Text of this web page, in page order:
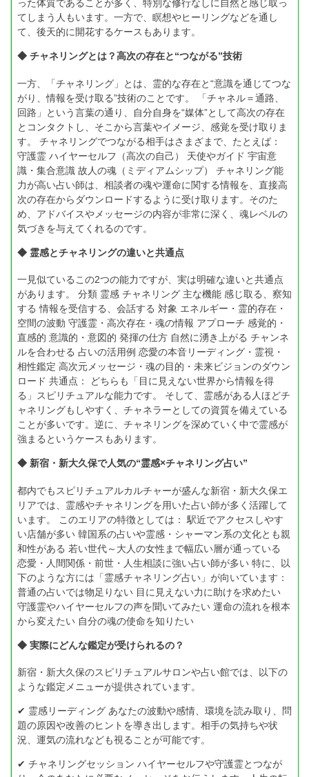
った体質であることが多く、特別な修行なしに自然と感じ取っ
てしまう人もいます。一方で、瞑想やヒーリングなどを通し
て、後天的に開花するケースもあります。
◆ チャネリングとは？高次の存在と“つながる”技術
一方、「チャネリング」とは、霊的な存在と“意識を通じてつな
がり、情報を受け取る”技術のことです。 「チャネル＝通路、
回路」という言葉の通り、自分自身を“媒体”として高次の存在
とコンタクトし、そこから言葉やイメージ、感覚を受け取りま
す。 チャネリングでつながる相手はさまざまで、たとえば：
守護霊 ハイヤーセルフ（高次の自己） 天使やガイド 宇宙意
識・集合意識 故人の魂（ミディアムシップ） チャネリング能
力が高い占い師は、相談者の魂や運命に関する情報を、直接高
次の存在からダウンロードするように受け取ります。そのた
め、アドバイスやメッセージの内容が非常に深く、魂レベルの
気づきを与えてくれるのです。
◆ 霊感とチャネリングの違いと共通点
一見似ているこの2つの能力ですが、実は明確な違いと共通点
があります。 分類 霊感 チャネリング 主な機能 感じ取る、察知
する 情報を受信する、会話する 対象 エネルギー・霊的存在・
空間の波動 守護霊・高次存在・魂の情報 アプローチ 感覚的・
直感的 意識的・意図的 発揮の仕方 自然に湧き上がる チャンネ
ルを合わせる 占いの活用例 恋愛の本音リーディング・霊視・
相性鑑定 高次元メッセージ・魂の目的・未来ビジョンのダウン
ロード 共通点： どちらも「目に見えない世界から情報を得
る」スピリチュアルな能力です。 そして、霊感がある人ほどチ
ャネリングもしやすく、チャネラーとしての資質を備えている
ことが多いです。逆に、チャネリングを深めていく中で霊感が
強まるというケースもあります。
◆ 新宿・新大久保で人気の“霊感×チャネリング占い”
都内でもスピリチュアルカルチャーが盛んな新宿・新大久保エ
リアでは、霊感やチャネリングを用いた占い師が多く活躍して
います。 このエリアの特徴としては： 駅近でアクセスしやす
い店舗が多い 韓国系の占いや霊感・シャーマン系の文化とも親
和性がある 若い世代～大人の女性まで幅広い層が通っている
恋愛・人間関係・前世・人生相談に強い占い師が多い 特に、以
下のような方には「霊感チャネリング占い」が向いています：
普通の占いでは物足りない 目に見えない力に助けを求めたい
守護霊やハイヤーセルフの声を聞いてみたい 運命の流れを根本
から変えたい 自分の魂の使命を知りたい
◆ 実際にどんな鑑定が受けられるの？
新宿・新大久保のスピリチュアルサロンや占い館では、以下の
ような鑑定メニューが提供されています。
✔ 霊感リーディング あなたの波動や感情、環境を読み取り、問
題の原因や改善のヒントを導き出します。相手の気持ちや状
況、運気の流れなども視ることが可能です。
✔ チャネリングセッション ハイヤーセルフや守護霊とつなが